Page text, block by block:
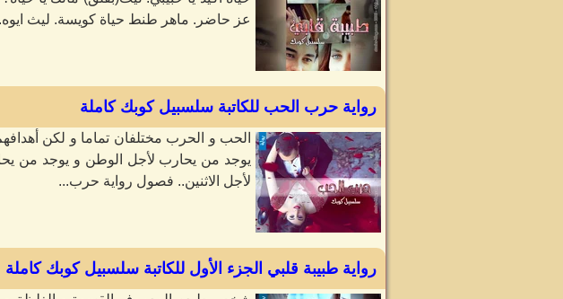
عز حاضر. ماهر طنط حياة كويسة. ليث
رواية حرب الحب للكاتبة سلسبيل كوبك كاملة
الحب و الحرب مختلفان تماما و لكن
يوجد من يحارب لأجل الوطن و يوجد من
لأجل الاثنين.. فصول رواية حرب...
رواية طبيبة قلبي الجزء الأول للكاتبة سلسبيل كوبك كاملة